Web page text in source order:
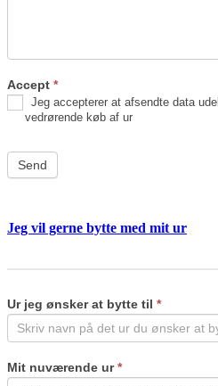
Accept *
Jeg accepterer at afsendte data
vedrørende køb af ur
Send
Jeg vil gerne bytte med mit ur
Ur jeg ønsker at bytte til *
Mit nuværende ur*
human,
leave
this
blank.